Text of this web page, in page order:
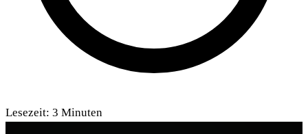
Lesezeit: 3 Minuten